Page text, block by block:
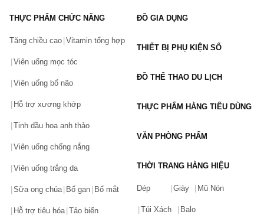
THỰC PHẨM CHỨC NĂNG
Tăng chiều cao Vitamin tổng hợp
Viên uống mọc tóc
Viên uống bổ não
Hỗ trợ xương khớp
Tinh dầu hoa anh thảo
Viên uống chống nắng
Viên uống trắng da
Sữa ong chúa Bổ gan Bổ mắt
Hỗ trợ tiêu hóa Tảo biển
ĐỒ GIA DỤNG
THIẾT BỊ PHỤ KIỆN SỐ
ĐỒ THỂ THAO DU LỊCH
THỰC PHẨM HÀNG TIÊU DÙNG
VĂN PHÒNG PHẨM
THỜI TRANG HÀNG HIỆU
Dép Giày Mũ Nón
Túi Xách Balo